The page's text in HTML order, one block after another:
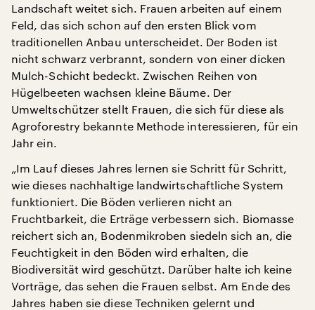
Landschaft weitet sich. Frauen arbeiten auf einem
Feld, das sich schon auf den ersten Blick vom
traditionellen Anbau unterscheidet. Der Boden ist
nicht schwarz verbrannt, sondern von einer dicken
Mulch-Schicht bedeckt. Zwischen Reihen von
Hügelbeeten wachsen kleine Bäume. Der
Umweltschützer stellt Frauen, die sich für diese als
Agroforestry bekannte Methode interessieren, für ein
Jahr ein.
„Im Lauf dieses Jahres lernen sie Schritt für Schritt,
wie dieses nachhaltige landwirtschaftliche System
funktioniert. Die Böden verlieren nicht an
Fruchtbarkeit, die Erträge verbessern sich. Biomasse
reichert sich an, Bodenmikroben siedeln sich an, die
Feuchtigkeit in den Böden wird erhalten, die
Biodiversität wird geschützt. Darüber halte ich keine
Vorträge, das sehen die Frauen selbst. Am Ende des
Jahres haben sie diese Techniken gelernt und